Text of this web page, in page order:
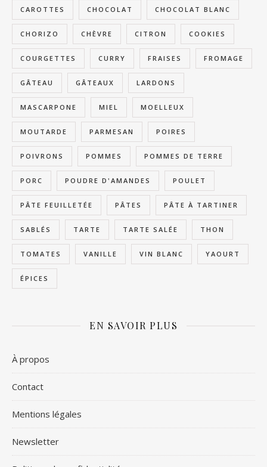
CAROTTES CHOCOLAT CHOCOLAT BLANC
CHORIZO CHÈVRE CITRON COOKIES
COURGETTES CURRY FRAISES FROMAGE
GÂTEAU GÂTEAUX LARDONS
MASCARPONE MIEL MOELLEUX
MOUTARDE PARMESAN POIRES
POIVRONS POMMES POMMES DE TERRE
PORC POUDRE D'AMANDES POULET
PÂTE FEUILLETÉE PÂTES PÂTE À TARTINER
SABLÉS TARTE TARTE SALÉE THON
TOMATES VANILLE VIN BLANC YAOURT
ÉPICES
EN SAVOIR PLUS
À propos
Contact
Mentions légales
Newsletter